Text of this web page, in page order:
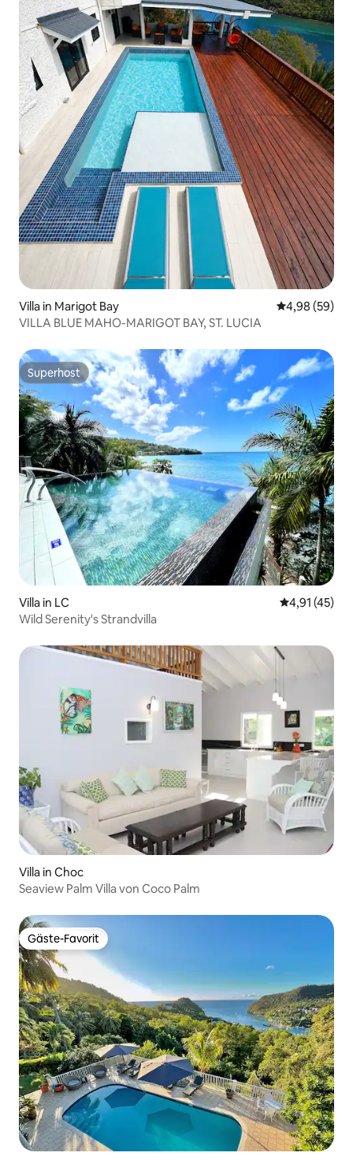
Villa in Marigot Bay
4,98 (59)
VILLA BLUE MAHO-MARIGOT BAY, ST. LUCIA
Superhost
Superhost
Villa in LC
4,91 (45)
Wild Serenity's Strandvilla
Villa in Choc
Seaview Palm Villa von Coco Palm
Gäste-Favorit
Gäste-Favorit